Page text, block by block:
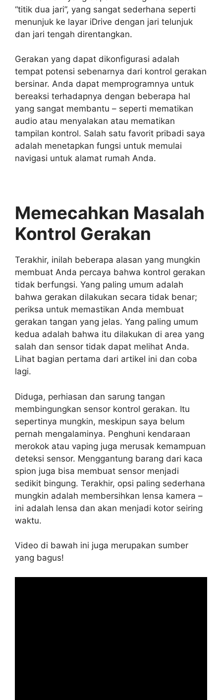
“titik dua jari”, yang sangat sederhana seperti
menunjuk ke layar iDrive dengan jari telunjuk
dan jari tengah direntangkan.
Gerakan yang dapat dikonfigurasi adalah
tempat potensi sebenarnya dari kontrol gerakan
bersinar. Anda dapat memprogramnya untuk
bereaksi terhadapnya dengan beberapa hal
yang sangat membantu – seperti mematikan
audio atau menyalakan atau mematikan
tampilan kontrol. Salah satu favorit pribadi saya
adalah menetapkan fungsi untuk memulai
navigasi untuk alamat rumah Anda.
Memecahkan Masalah
Kontrol Gerakan
Terakhir, inilah beberapa alasan yang mungkin
membuat Anda percaya bahwa kontrol gerakan
tidak berfungsi. Yang paling umum adalah
bahwa gerakan dilakukan secara tidak benar;
periksa untuk memastikan Anda membuat
gerakan tangan yang jelas. Yang paling umum
kedua adalah bahwa itu dilakukan di area yang
salah dan sensor tidak dapat melihat Anda.
Lihat bagian pertama dari artikel ini dan coba
lagi.
Diduga, perhiasan dan sarung tangan
membingungkan sensor kontrol gerakan. Itu
sepertinya mungkin, meskipun saya belum
pernah mengalaminya. Penghuni kendaraan
merokok atau vaping juga merusak kemampuan
deteksi sensor. Menggantung barang dari kaca
spion juga bisa membuat sensor menjadi
sedikit bingung. Terakhir, opsi paling sederhana
mungkin adalah membersihkan lensa kamera –
ini adalah lensa dan akan menjadi kotor seiring
waktu.
Video di bawah ini juga merupakan sumber
yang bagus!